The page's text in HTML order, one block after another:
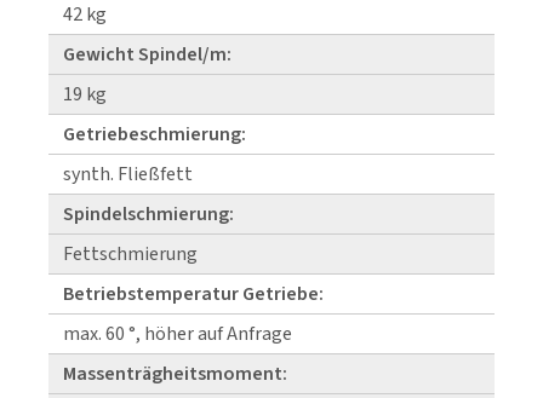
42 kg
Gewicht Spindel/m:
19 kg
Getriebeschmierung:
synth. Fließfett
Spindelschmierung:
Fettschmierung
Betriebstemperatur Getriebe:
max. 60 °, höher auf Anfrage
Massenträgheitsmoment: